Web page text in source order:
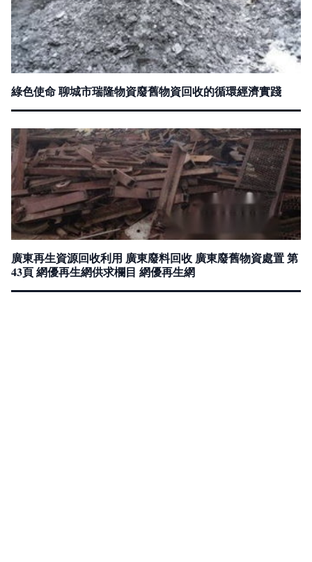
綠色使命 聊城市瑞隆物資廢舊物資回收的循環經濟實踐
廣東再生資源回收利用 廣東廢料回收 廣東廢舊物資處置 第
43頁 網優再生網供求欄目 網優再生網